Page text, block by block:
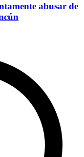
abusar de